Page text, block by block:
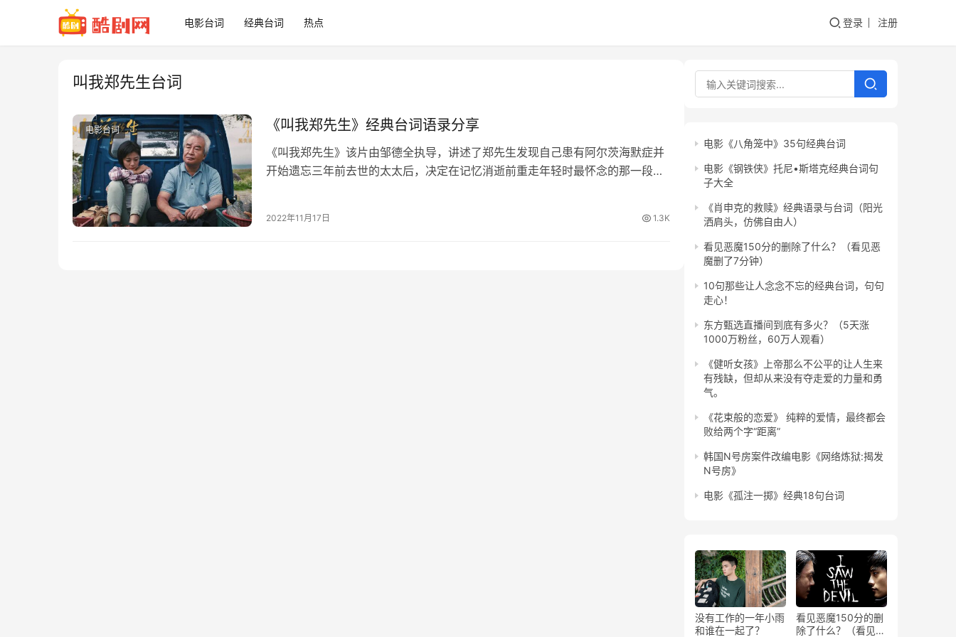
电影台词 经典台词 热点 登录 注册
叫我郑先生台词
电影台词 《叫我郑先生》经典台词语录分享
《叫我郑先生》该片由邹德全执导，讲述了郑先生发现自己患有阿尔茨海默症并
开始遗忘三年前去世的太太后，决定在记忆消逝前重走年轻时最怀念的那一段环
2022年11月17日 1.3K
电影《八角笼中》35句经典台词
电影《钢铁侠》托尼•斯塔克经典台词句
子大全
《肖申克的救赎》经典语录与台词（阳光
洒肩头，仿佛自由人）
看见恶魔150分的删除了什么？（看见恶
魔删了7分钟）
10句那些让人念念不忘的经典台词，句句
走心！
东方甄选直播间到底有多火？（5天涨
1000万粉丝，60万人观看）
《健听女孩》上帝那么不公平的让人生来
有残缺，但却从来没有夺走爱的力量和勇
气。
《花束般的恋爱》 纯粹的爱情，最终都会
败给两个字“距离”
韩国N号房案件改编电影《网络炼狱:揭发
N号房》
电影《孤注一掷》经典18句台词
没有工作的一年小雨
和谁在一起了？
看见恶魔150分的删
除了什么？（看见恶